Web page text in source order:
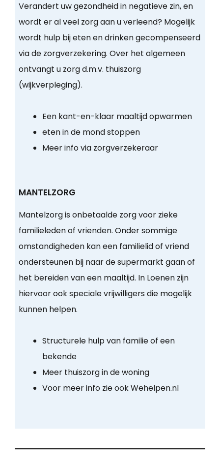
Verandert uw gezondheid in negatieve zin, en
wordt er al veel zorg aan u verleend? Mogelijk
wordt hulp bij eten en drinken gecompenseerd
via de zorgverzekering. Over het algemeen
ontvangt u zorg d.m.v. thuiszorg
(wijkverpleging).
Een kant-en-klaar maaltijd opwarmen
eten in de mond stoppen
Meer info via zorgverzekeraar
MANTELZORG
Mantelzorg is onbetaalde zorg voor zieke
familieleden of vrienden. Onder sommige
omstandigheden kan een familielid of vriend
ondersteunen bij naar de supermarkt gaan of
het bereiden van een maaltijd. In Loenen zijn
hiervoor ook speciale vrijwilligers die mogelijk
kunnen helpen.
Structurele hulp van familie of een
bekende
Meer thuiszorg in de woning
Voor meer info zie ook Wehelpen.nl